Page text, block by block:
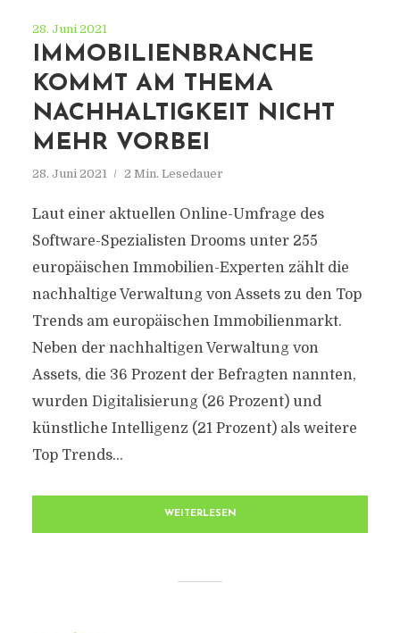
28. Juni 2021
IMMOBILIENBRANCHE
KOMMT AM THEMA
NACHHALTIGKEIT NICHT
MEHR VORBEI
28. Juni 2021 2 Min. Lesedauer
Laut einer aktuellen Online-Umfrage des
Software-Spezialisten Drooms unter 255
europäischen Immobilien-Experten zählt die
nachhaltige Verwaltung von Assets zu den Top
Trends am europäischen Immobilienmarkt.
Neben der nachhaltigen Verwaltung von
Assets, die 36 Prozent der Befragten nannten,
wurden Digitalisierung (26 Prozent) und
künstliche Intelligenz (21 Prozent) als weitere
Top Trends...
WEITERLESEN